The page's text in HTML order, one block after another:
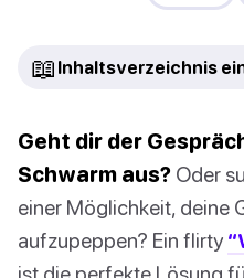
📖 Inhaltsverzeichnis
Geht dir der
Schwarm aus? Oder
einer Möglichkeit, deine
aufzupeppen? Ein flirty